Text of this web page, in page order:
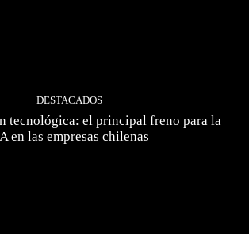
DESTACADOS
tecnológica: el principal freno para la
en las empresas chilenas